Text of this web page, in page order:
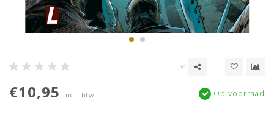
€10,95 Incl. btw Op voorraad